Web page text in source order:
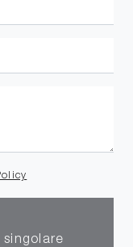
singolare